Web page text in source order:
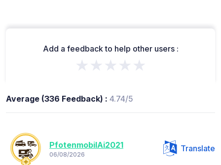
Add a feedback to help other users :
★★★★★
Average (336 Feedback) : 4.74/5
PfotenmobilAi2021
06/08/2026
Translate